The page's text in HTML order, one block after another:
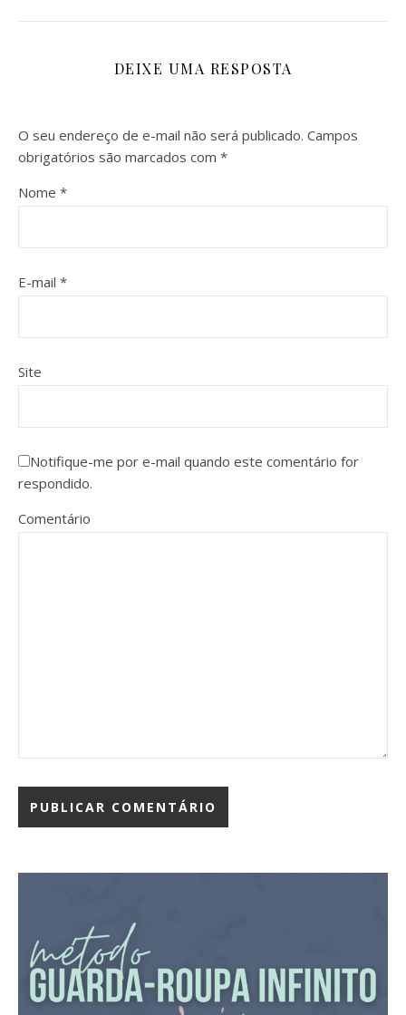
DEIXE UMA RESPOSTA
O seu endereço de e-mail não será publicado. Campos
obrigatórios são marcados com *
Nome *
E-mail *
Site
Notifique-me por e-mail quando este comentário for
respondido.
Comentário